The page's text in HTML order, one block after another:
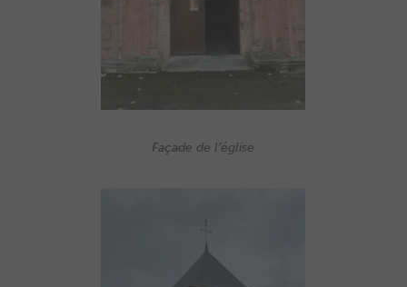
Façade de l’église